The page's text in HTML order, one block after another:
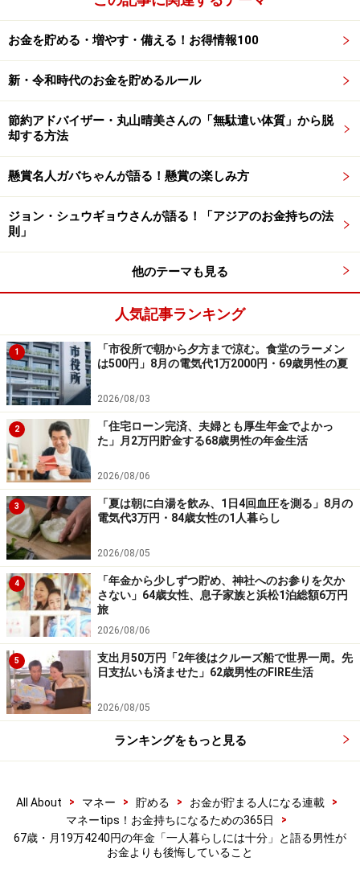
「亡くなった妻にもっと優しくしておけば
よかった」
老後のお金については不満がないという投稿者。いっぽ
う、現役時代に後悔が残ると言います。
「亡くなった妻にもっと優しく接しておけば、と後悔し
います。もうちょっと妻の思いをおもんばかる優しさを
持つべきだったと後悔しています」と告白します。
また「私の実母（別居、92歳、独居、別生計）が健在で
す。67歳の私が先に逝ってしまうかもしれないという不
安があります。同居を考えていますが、実家の処分のタ
イミングなど決断できないことが多くて迷っています」
と親の心配も残っているそう。
現在はおひとりでの年金生活。「友人の農業の手伝いと
木工が楽しみです。その友人たちとのゴルフとボーリン
グ、現物株取引とNISAのつみたてによる運用競争が個人
的な楽しみになっています。運用益が出てきたので、息
子たちや孫にプレゼントしてやりたいという願望がモチ
ベーションになっています」と教えてくれました。
※皆さんの年金エピソードを募集中です。応募は
※カッコ内の回答者コメントは原文ママです
※エピソードは投稿者の当時のものです。現在とはサー
ビスや金額などの情報が異なることがございます
お金を貯める・増やす・備える！お得情報100
新・令和時代のお金を貯めるルール
節約アドバイザー・丸山晴美さんの「無駄遣い体質」から脱
却する方法
懸賞名人ガバちゃんが語る！懸賞の楽しみ方
ジョン・シュウギョウさんが語る！「アジアのお金持ちの法
則」
他のテーマも見る
人気記事ランキング
1
「市役所で朝から夕方まで涼む。食堂のラーメン
は500円」8月の電気代1万2000円・69歳男性の夏
2026/08/03
2
「住宅ローン完済、夫婦とも厚生年金でよかっ
た」月2万円貯金する68歳男性の年金生活
2026/08/06
3
「夏は朝に白湯を飲み、1日4回血圧を測る」8月の
電気代3万円・84歳女性の1人暮らし
2026/08/05
4
「年金から少しずつ貯め、神社へのお参りを欠か
さない」64歳女性、息子家族と浜松1泊総額6万円
旅
2026/08/06
5
支出月50万円「2年後はクルーズ船で世界一周。先
日支払いも済ませた」62歳男性のFIRE生活
2026/08/05
ランキングをもっと見る
All About > マネー > 貯める > お金が貯まる人になる連載
>
マネーtips！お金持ちになるための365日
>
67歳・月19万4240円の年金「一人暮らしには十分」と語る男性が
お金よりも後悔していること